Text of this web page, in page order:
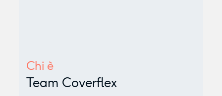
Chi è
Team Coverflex